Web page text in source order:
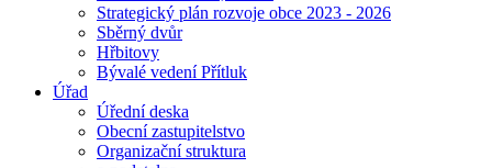
Strategický plán rozvoje obce 2023 - 2026
Sběrný dvůr
Hřbitovy
Bývalé vedení Přítluk
Úřad
Úřední deska
Obecní zastupitelstvo
Organizační struktura